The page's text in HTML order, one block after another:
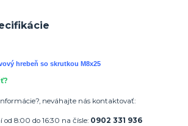
hrebeň so skrutkou M8x25
neváhajte nás kontaktovať:
od 8:00 do 16:30 na čísle: 0902 331 936